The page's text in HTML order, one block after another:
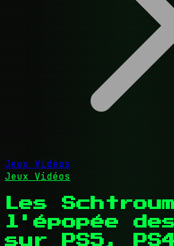
Jeux Vidéos
Jeux Vidéos
Les
l'épopée
sur PS5,